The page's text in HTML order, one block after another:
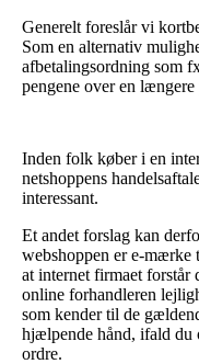
Generelt foreslår vi
Som en alternativ
afbetalingsordning som
pengene over en længere
Inden folk køber i en
netshoppens
interessant.
Et andet forslag kan
webshoppen er e-
at internet firmaet forstår
online forhandleren
som kender til de
hjælpende hånd, ifald du
ordre.